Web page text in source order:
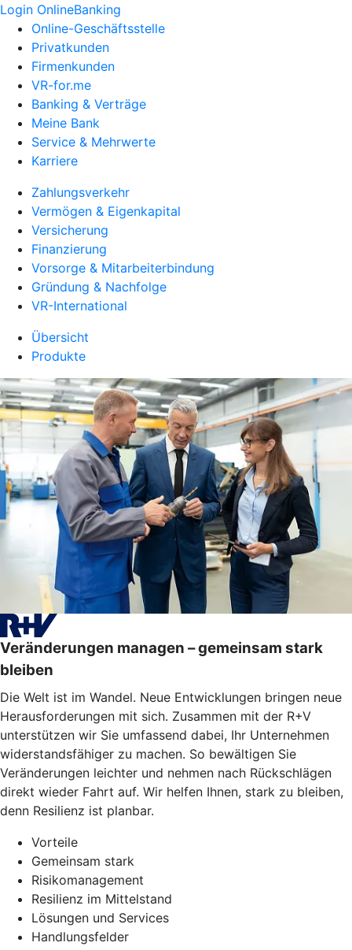
Login OnlineBanking
Online-Geschäftsstelle
Privatkunden
Firmenkunden
VR-for.me
Banking & Verträge
Meine Bank
Service & Mehrwerte
Karriere
Zahlungsverkehr
Vermögen & Eigenkapital
Versicherung
Finanzierung
Vorsorge & Mitarbeiterbindung
Gründung & Nachfolge
VR-International
Übersicht
Produkte
Veränderungen managen – gemeinsam stark
bleiben
Die Welt ist im Wandel. Neue Entwicklungen bringen neue
Herausforderungen mit sich. Zusammen mit der R+V
unterstützen wir Sie umfassend dabei, Ihr Unternehmen
widerstandsfähiger zu machen. So bewältigen Sie
Veränderungen leichter und nehmen nach Rückschlägen
direkt wieder Fahrt auf. Wir helfen Ihnen, stark zu bleiben,
denn Resilienz ist planbar.
Vorteile
Gemeinsam stark
Risikomanagement
Resilienz im Mittelstand
Lösungen und Services
Handlungsfelder